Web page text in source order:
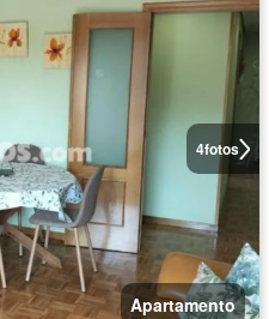
4fotos
Apartamento